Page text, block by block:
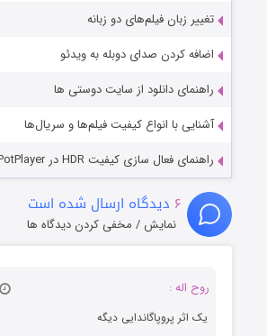
تغییر زبان فیلم‌های دو زبانه
اضافه کردن صدای دوبله به ویدئو
راهنمای دانلود از سایت دوستی ها
آشنایی با انواع کیفیت فیلم‌ها و سریال‌ها
راهنمای فعال سازی کیفیت HDR در PotPlayer
۶ دیدگاه ارسال شده است
نمایش / مخفی کردن دیدگاه ها
روح اله :
یک اثر پروپاگاندایی دیگه